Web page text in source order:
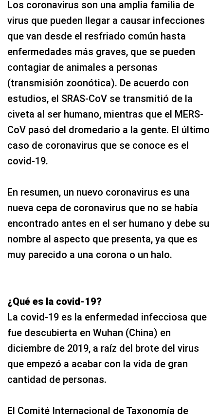
Los coronavirus son una amplia familia de
virus que pueden llegar a causar infecciones
que van desde el resfriado común hasta
enfermedades más graves, que se pueden
contagiar de animales a personas
(transmisión zoonótica). De acuerdo con
estudios, el SRAS-CoV se transmitió de la
civeta al ser humano, mientras que el MERS-
CoV pasó del dromedario a la gente. El último
caso de coronavirus que se conoce es el
covid-19.
En resumen, un nuevo coronavirus es una
nueva cepa de coronavirus que no se había
encontrado antes en el ser humano y debe su
nombre al aspecto que presenta, ya que es
muy parecido a una corona o un halo.
¿Qué es la covid-19?
La covid-19 es la enfermedad infecciosa que
fue descubierta en Wuhan (China) en
diciembre de 2019, a raíz del brote del virus
que empezó a acabar con la vida de gran
cantidad de personas.
El Comité Internacional de Taxonomía de